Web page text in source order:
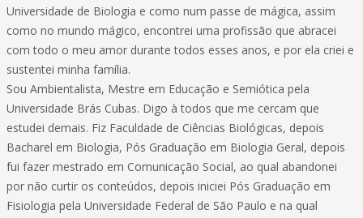
Universidade de Biologia e como num passe de mágica, assim
como no mundo mágico, encontrei uma profissão que abracei
com todo o meu amor durante todos esses anos, e por ela criei e
sustentei minha família.
Sou Ambientalista, Mestre em Educação e Semiótica pela
Universidade Brás Cubas. Digo à todos que me cercam que
estudei demais. Fiz Faculdade de Ciências Biológicas, depois
Bacharel em Biologia, Pós Graduação em Biologia Geral, depois
fui fazer mestrado em Comunicação Social, ao qual abandonei
por não curtir os conteúdos, depois iniciei Pós Graduação em
Fisiologia pela Universidade Federal de São Paulo e na qual